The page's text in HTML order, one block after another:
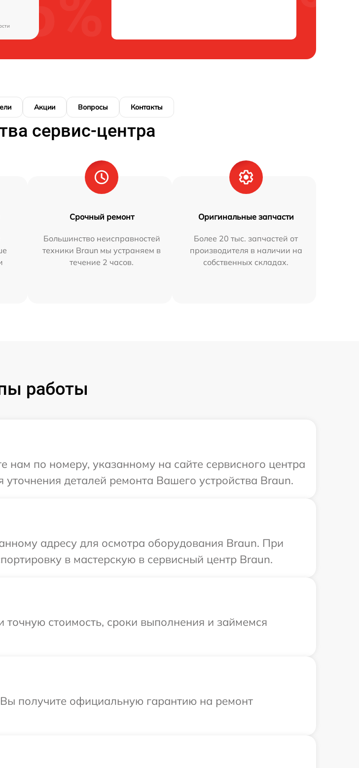
Акции Вопросы Контакты
сервис-центра
Срочный ремонт
Большинство неисправностей
техники Braun мы устраняем в
течение 2 часов.
Оригинальные запчасти
Более 20 тыс. запчастей от
производителя в наличии на
собственных складах.
работы
по номеру, указанному на сайте сервисного центра
деталей ремонта Вашего устройства Braun.
адресу для осмотра оборудования Braun. При
в мастерскую в сервисный центр Braun.
стоимость, сроки выполнения и займемся
получите официальную гарантию на ремонт